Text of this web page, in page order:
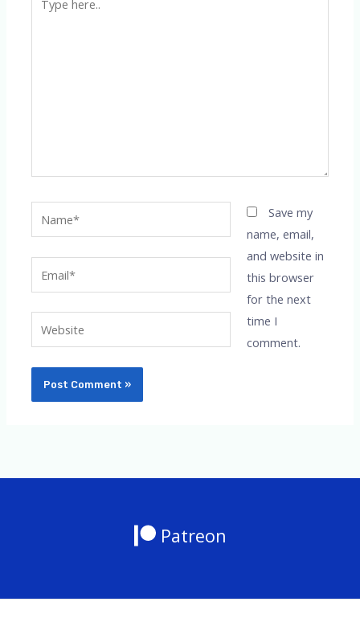
here..
Website
Save my
name, email,
and website in
this browser
for the next
time I
comment.
Patreon